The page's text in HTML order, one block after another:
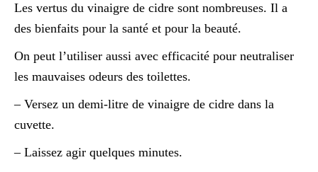
Les vertus du vinaigre de cidre sont nombreuses. Il a
des bienfaits pour la santé et pour la beauté.
On peut l’utiliser aussi avec efficacité pour neutraliser
les mauvaises odeurs des toilettes.
– Versez un demi-litre de vinaigre de cidre dans la
cuvette.
– Laissez agir quelques minutes.